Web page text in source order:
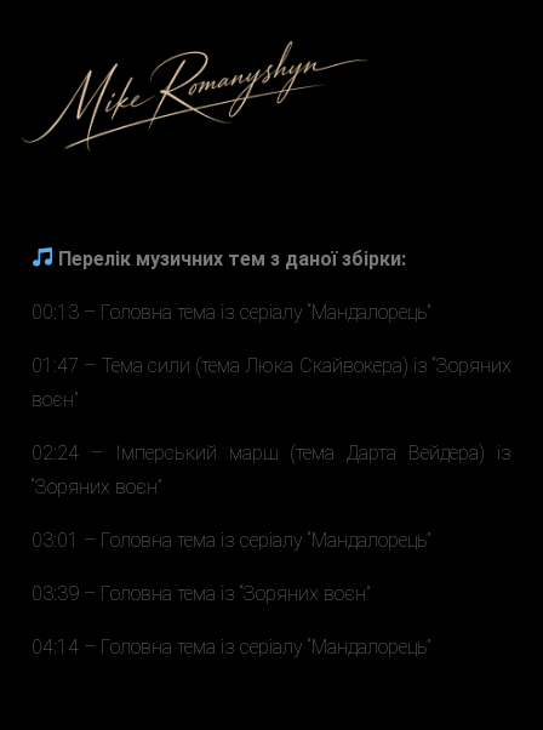
Перелік музичних тем з даної збірки:
00:13 – Головна тема із серіалу “Мандалорець”
01:47 – Тема сили (тема Люка Скайвокера) із “Зоряних
воєн”
02:24 – Імперський марш (тема Дарта Вейдера) із
“Зоряних воєн”
03:01 – Головна тема із серіалу “Мандалорець”
03:39 – Головна тема із “Зоряних воєн”
04:14 – Головна тема із серіалу “Мандалорець”